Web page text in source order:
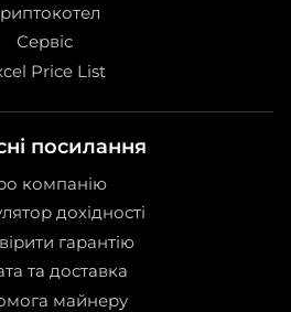
Сервіс
Price List
посилання
компанію
дохідності
гарантію
та доставка
майнеру